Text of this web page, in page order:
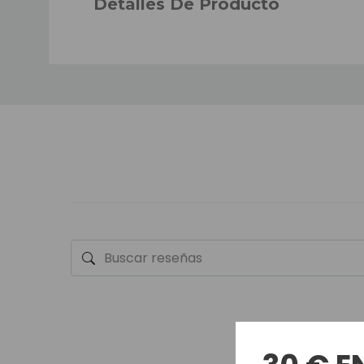
Detalles De Producto